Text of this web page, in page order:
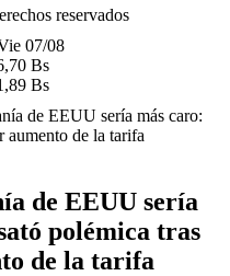
reservados
07/08
Bs
Bs
de EEUU sería más caro:
aumento de la tarifa
de EEUU sería
polémica tras
de la tarifa